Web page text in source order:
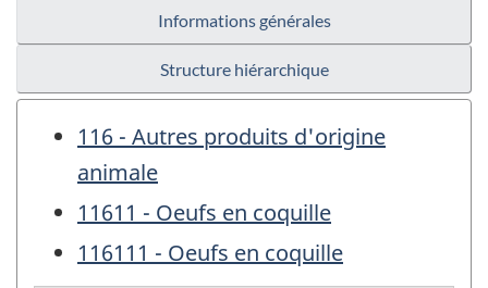
Informations générales
Structure hiérarchique
116 - Autres produits d'origine
animale
11611 - Oeufs en coquille
116111 - Oeufs en coquille